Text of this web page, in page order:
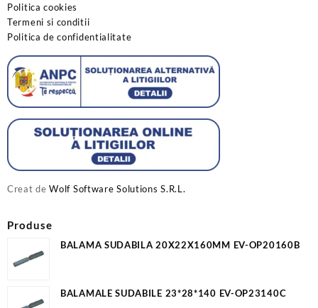
Politica cookies
Termeni si conditii
Politica de confidentialitate
Creat deWolf Software Solutions S.R.L.
Produse
BALAMA SUDABILA 20X22X160MM EV-OP20160B
BALAMALE SUDABILE 23*28*140 EV-OP23140C